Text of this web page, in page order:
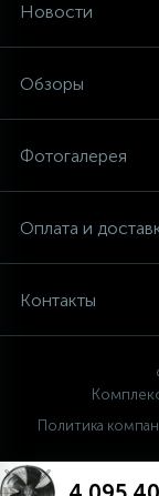
Новости
Обзоры
Фотогалерея
Оплата и
Контакты
Политика